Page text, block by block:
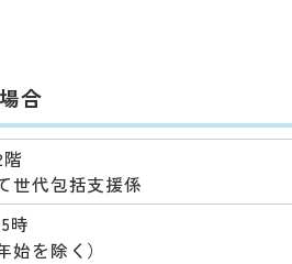
合
世代包括支援係
時
始を除く）